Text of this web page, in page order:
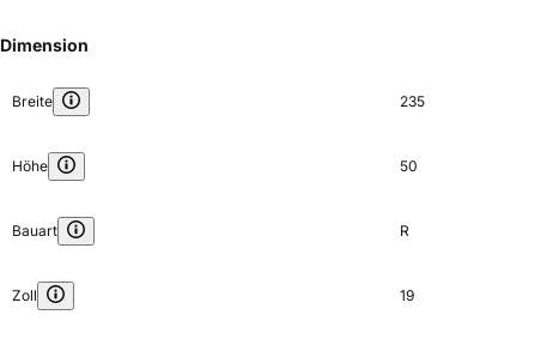
Dimension
Breite 235
Höhe 50
Bauart R
Zoll 19